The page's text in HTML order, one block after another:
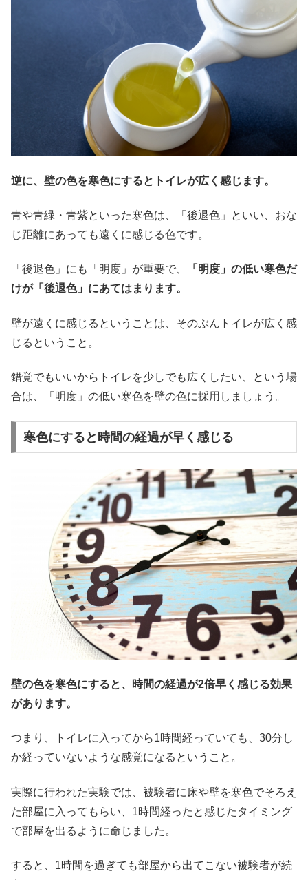
逆に、壁の色を寒色にするとトイレが広く感じます。
青や青緑・青紫といった寒色は、「後退色」といい、おな
じ距離にあっても遠くに感じる色です。
「後退色」にも「明度」が重要で、
「明度」の低い寒色だ
けが「後退色」にあてはまります。
壁が遠くに感じるということは、そのぶんトイレが広く感
じるということ。
錯覚でもいいからトイレを少しでも広くしたい、という場
合は、「明度」の低い寒色を壁の色に採用しましょう。
寒色にすると時間の経過が早く感じる
壁の色を寒色にすると、時間の経過が2倍早く感じる効果
があります。
つまり、トイレに入ってから1時間経っていても、30分し
か経っていないような感覚になるということ。
実際に行われた実験では、被験者に床や壁を寒色でそろえ
た部屋に入ってもらい、1時間経ったと感じたタイミング
で部屋を出るように命じました。
すると、1時間を過ぎても部屋から出てこない被験者が続